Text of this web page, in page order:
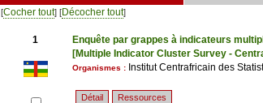
[Cocher tout] [Décocher tout]
1
Enquête par grappes à indicateurs
[Multiple Indicator Cluster Survey -
Organismes : Institut Centrafricain des
Détail Ressources